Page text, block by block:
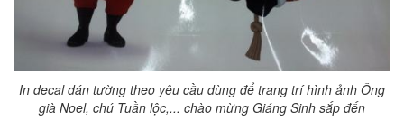
In decal dán tường theo yêu cầu dùng để trang trí hình ảnh Ông
già Noel, chú Tuần lộc,... chào mừng Giáng Sinh sắp đến